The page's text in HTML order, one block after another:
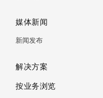
媒体新闻
新闻发布
解决方案
按业务浏览